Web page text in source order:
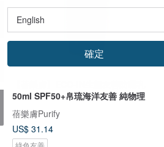
50ml SPF50+帛琉海洋友善 純物理
蓓樂膚Purify
US$ 31.14
確定